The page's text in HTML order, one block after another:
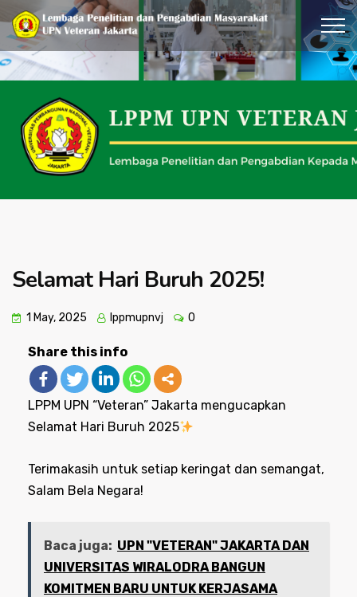
Selamat Hari Buruh 2025!
1 May, 2025 lppmupnvj 0
Share this info
LPPM UPN “Veteran” Jakarta mengucapkan
Selamat Hari Buruh 2025
Terimakasih untuk setiap keringat dan semangat,
Salam Bela Negara!
Baca juga: UPN "VETERAN" JAKARTA DAN
UNIVERSITAS WIRALODRA BANGUN
KOMITMEN BARU UNTUK KERJASAMA